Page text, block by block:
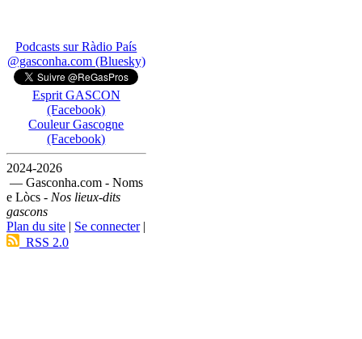
Podcasts sur Ràdio País
@gasconha.com (Bluesky)
Esprit GASCON
(Facebook)
Couleur Gascogne
(Facebook)
2024-2026
— Gasconha.com - Noms
e Lòcs - Nos lieux-dits
gascons
Plan du site
Se connecter|
RSS 2.0